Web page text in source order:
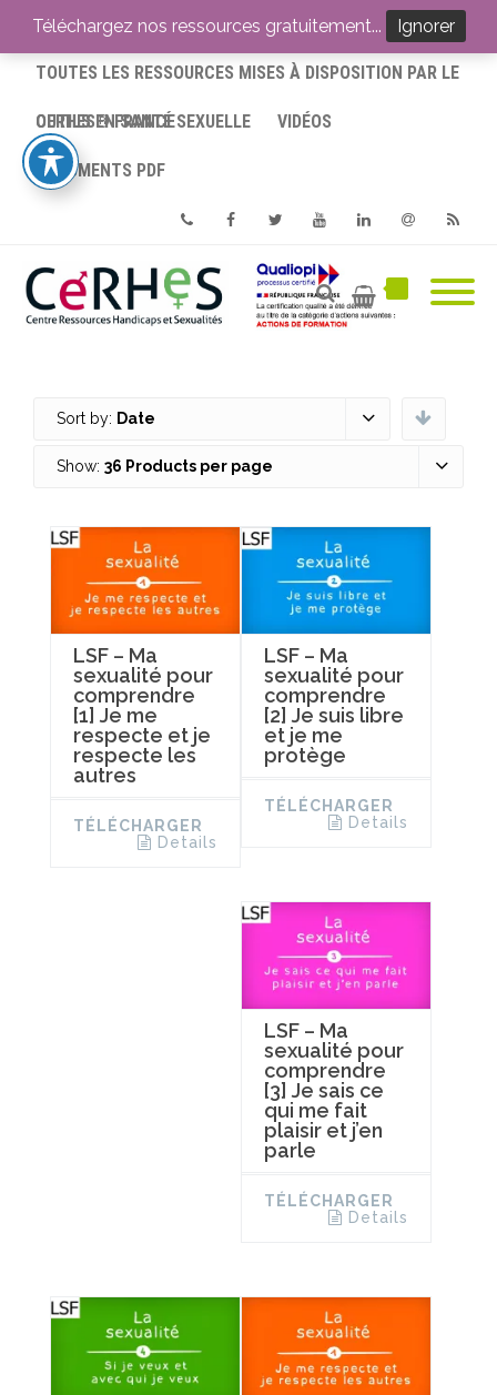
ACCUEIL
TOUTES LES RESSOURCES MISES À DISPOSITION PAR LE
CERHES® FRANCE
OUTILS EN SANTÉ SEXUELLE VIDÉOS
DOCUMENTS PDF
PhoneFacebookTwitterYoutube
Sort by: Date
Show: 36 Products per page
LSF – Ma
sexualité pour
comprendre
[1] Je me
respecte et je
respecte les
autres
TÉLÉCHARGER
Details
LSF – Ma
sexualité pour
comprendre
[2] Je suis libre
et je me
protège
TÉLÉCHARGER
Details
LSF – Ma
sexualité pour
comprendre
[3] Je sais ce
qui me fait
plaisir et j’en
parle
TÉLÉCHARGER
Details
Téléchargez nos ressources gratuitement... Ignorer